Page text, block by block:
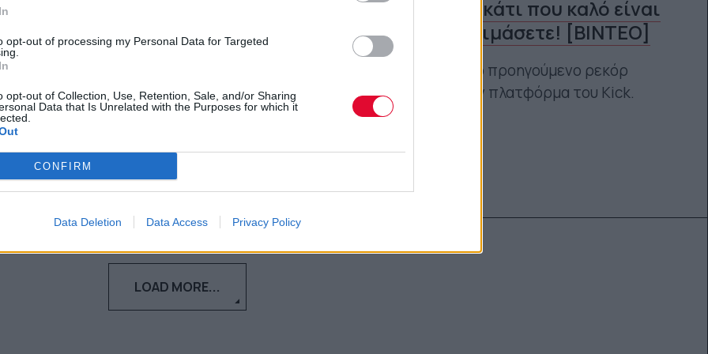
opt-out of processing my Personal Data for Targeted
opt-out of Collection, Use, Retention, Sale, and/or Sharing
Data that Is Unrelated with the Purposes for which it
CONFIRM
Data Deletion Data Access Privacy Policy
πιο επιτυχημένα video games όλων των
Ναταλία Πετρίτη
αυτό είναι κάτι που καλό είναι
να μην δοκιμάσετε! [ΒΙΝΤΕΟ]
Και έσπασε το προηγούμενο ρεκόρ
streamer στην πλατφόρμα του Kick.
12.09.2023
LOAD MORE...